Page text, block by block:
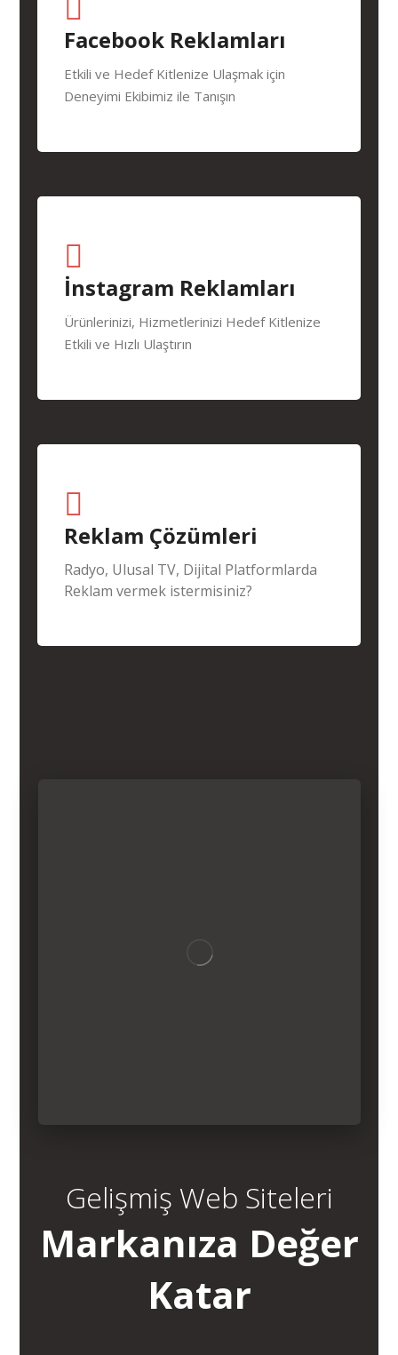
Facebook Reklamları
Etkili ve Hedef Kitlenize Ulaşmak için
Deneyimi Ekibimiz ile Tanışın
İnstagram Reklamları
Ürünlerinizi, Hizmetlerinizi Hedef Kitlenize
Etkili ve Hızlı Ulaştırın
Reklam Çözümleri
Radyo, Ulusal TV, Dijital Platformlarda
Reklam vermek istermisiniz?
Gelişmiş Web Siteleri
Markanıza Değer
Katar